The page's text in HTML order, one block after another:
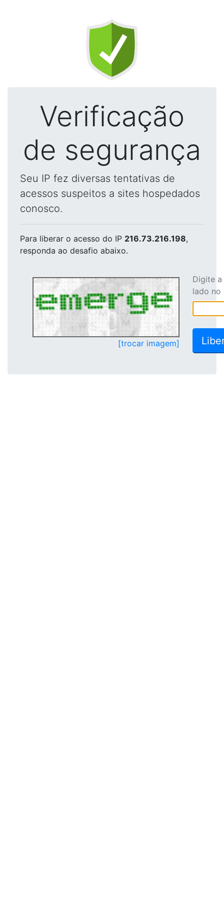
Verificação
de segurança
Seu IP fez diversas tentativas de
acessos suspeitos a sites hospedados
conosco.
Para liberar o acesso do IP 216.73.216.198,
responda ao desafio abaixo.
[trocar imagem]
Digite
lado no